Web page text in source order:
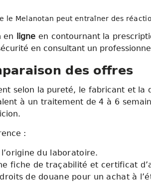
le Melanotan peut entraîner des
en ligne en contournant la
en consultant un
des offres
selon la pureté, le fabricant et
à un traitement de 4 à 6
:
du laboratoire.
fiche de traçabilité et certificat
de douane pour un achat à